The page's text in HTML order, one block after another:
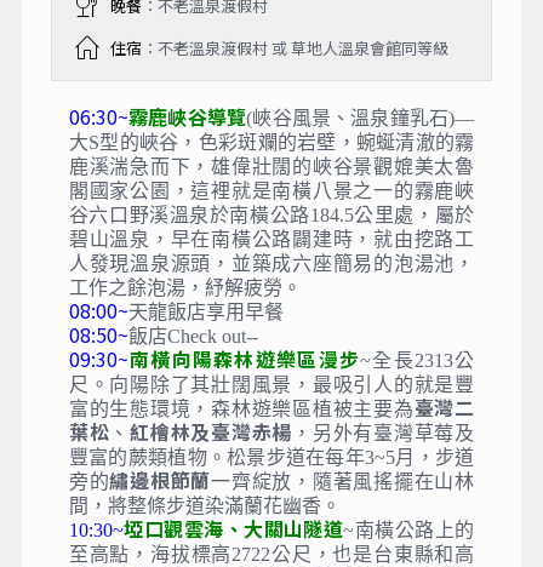
晚餐：不老溫泉渡假村
住宿 ：不老溫泉渡假村 或 草地人溫泉會館同等級
06:30~霧鹿峽谷導覽(峽谷風景、溫泉鐘乳石)—
大S型的峽谷，色彩斑斕的岩壁，蜿蜒清澈的霧
鹿溪湍急而下，雄偉壯闊的峽谷景觀媲美太魯
閣國家公園，這裡就是南橫八景之一的霧鹿峽
谷六口野溪溫泉於南橫公路184.5公里處，屬於
碧山溫泉，早在南橫公路闢建時，就由挖路工
人發現溫泉源頭，並築成六座簡易的泡湯池，
工作之餘泡湯，紓解疲勞。
08:00~天龍飯店享用早餐
08:50~飯店Check out--
09:30~南橫向陽森林遊樂區漫步~全長2313公
尺。向陽除了其壯闊風景，最吸引人的就是豐
富的生態環境，森林遊樂區植被主要為臺灣二
葉松 、紅檜林及臺灣赤楊 ，另外有臺灣草莓及
豐富的蕨類植物。松景步道在每年3~5月，步道
旁的繡邊根節蘭一齊綻放，隨著風搖擺在山林
間，將整條步道染滿蘭花幽香。
10:30~埡口觀雲海、大關山隧道~南橫公路上的
至高點，海拔標高2722公尺，也是台東縣和高